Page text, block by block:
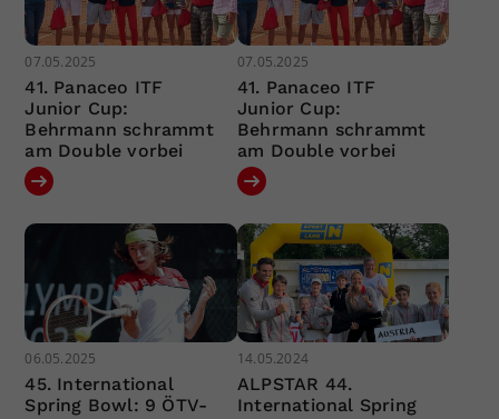
07.05.2025
41. Panaceo ITF
Junior Cup:
Behrmann schrammt
am Double vorbei
07.05.2025
41. Panaceo ITF
Junior Cup:
Behrmann schrammt
am Double vorbei
06.05.2025
45. International
Spring Bowl: 9 ÖTV-
14.05.2024
ALPSTAR 44.
International Spring